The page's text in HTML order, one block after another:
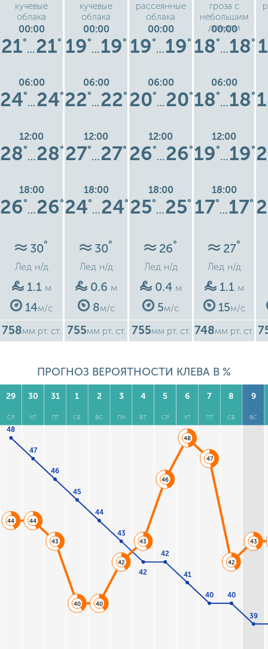
кучевые
облака
00:00
21°
…21°
06:00
24°
…24°
12:00
28°
…28°
18:00
26°
…26°
30°
Лед н/д
1.1 м
14м/с
758мм рт. ст.
кучевые
облака
00:00
19°
…19°
06:00
22°
…22°
12:00
27°
…27°
18:00
24°
…24°
30°
Лед н/д
0.6 м
8м/с
755мм рт. ст.
рассеянные
облака
00:00
19°
…19°
06:00
20°
…20°
12:00
26°
…26°
18:00
25°
…25°
26°
Лед н/д
0.4 м
5м/с
755мм рт. ст.
гроза с
небольшим
дождем
00:00
18°
…18°
06:00
18°
…18°
12:00
19°
…19°
18:00
17°
…17°
27°
Лед н/д
1.1 м
15м/с
748мм рт. ст.
ПРОГНОЗ ВЕРОЯТНОСТИ КЛЕВА В %
29
СР
30
ЧТ
31
ПТ
1
СБ
2
ВС
3
ПН
4
ВТ
5
СР
6
ЧТ
7
ПТ
8
СБ
9
ВС
48
47
46
45
44
43
42
42
41
40 40
39
44 44
43
40 40
42
43
46
48
47
42
43